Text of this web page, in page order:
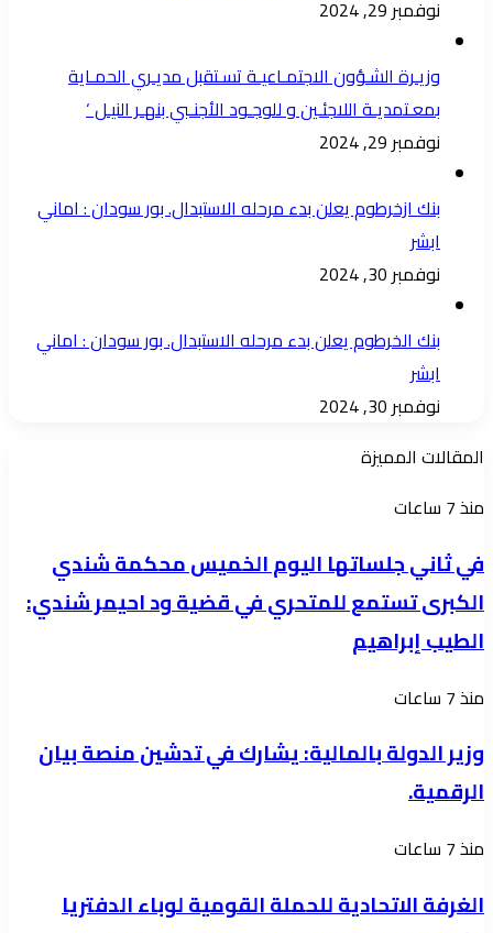
نوفمبر 29, 2024
وزيـرة الشـؤون الاجتمـاعيـة تسـتقبل مديـري الحمـاية
بمعـتمديـة اللاجئـين و للوجـود الأجنـبي بنهـر النيـل ‘
نوفمبر 29, 2024
بنك ازخرطوم يعلن بدء مرحله الاستبدال. بور سودان : اماني
ابشر
نوفمبر 30, 2024
بنك الخرطوم يعلن بدء مرحله الاستبدال. بور سودان : اماني
ابشر
نوفمبر 30, 2024
المقالات المميزة
في
جلساتها
اليوم
الخميس
شندي
الكبرى
تستمع
للمتحري
في
ود
منذ 7 ساعات
في ثاني جلساتها اليوم الخميس محكمة شندي
الكبرى تستمع للمتحري في قضية ود احيمر شندي:
الطيب إبراهيم
وزير
بالمالية:
يشارك
تدشين
منصة
منذ 7 ساعات
وزير الدولة بالمالية: يشارك في تدشين منصة بيان
الرقمية.
الغرفة
للحملة
منذ 7 ساعات
الغرفة الاتحادية للحملة القومية لوباء الدفتريا